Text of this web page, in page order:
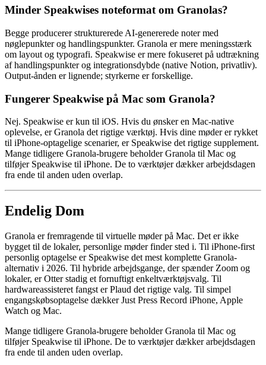
Minder Speakwises noteformat om Granolas?
Begge producerer strukturerede AI-genererede noter med
nøglepunkter og handlingspunkter. Granola er mere meningsstærk
om layout og typografi. Speakwise er mere fokuseret på udtrækning
af handlingspunkter og integrationsdybde (native Notion, privatliv).
Output-ånden er lignende; styrkerne er forskellige.
Fungerer Speakwise på Mac som Granola?
Nej. Speakwise er kun til iOS. Hvis du ønsker en Mac-native
oplevelse, er Granola det rigtige værktøj. Hvis dine møder er rykket
til iPhone-optagelige scenarier, er Speakwise det rigtige supplement.
Mange tidligere Granola-brugere beholder Granola til Mac og
tilføjer Speakwise til iPhone. De to værktøjer dækker arbejdsdagen
fra ende til anden uden overlap.
Endelig Dom
Granola er fremragende til virtuelle møder på Mac. Det er ikke
bygget til de lokaler, personlige møder finder sted i. Til iPhone-first
personlig optagelse er Speakwise det mest komplette Granola-
alternativ i 2026. Til hybride arbejdsgange, der spænder Zoom og
lokaler, er Otter stadig et fornuftigt enkeltværktøjsvalg. Til
hardwareassisteret fangst er Plaud det rigtige valg. Til simpel
engangskøbsoptagelse dækker Just Press Record iPhone, Apple
Watch og Mac.
Mange tidligere Granola-brugere beholder Granola til Mac og
tilføjer Speakwise til iPhone. De to værktøjer dækker arbejdsdagen
fra ende til anden uden overlap.